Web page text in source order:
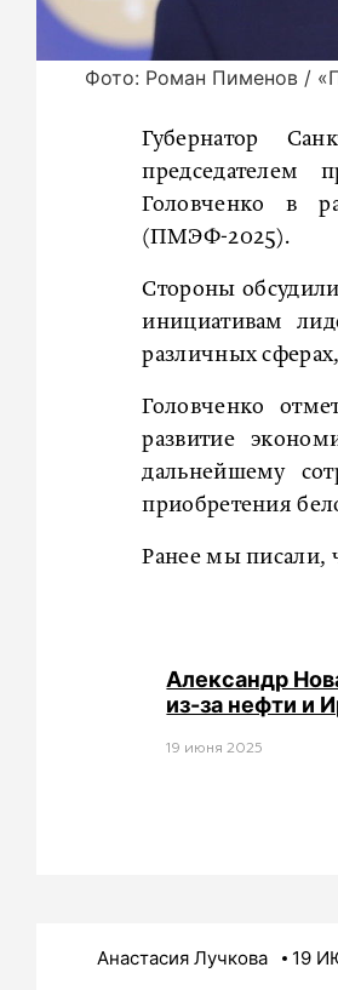
Фото: Роман Пименов /
Губернатор
председателем
Головченко в
(ПМЭФ-2025).
Стороны
инициативам
различных
Головченко
развитие
дальнейшему
приобретения
Ранее мы писали,
Александр
из-за нефти и
19 июня 2025
Анастасия Лучкова 19